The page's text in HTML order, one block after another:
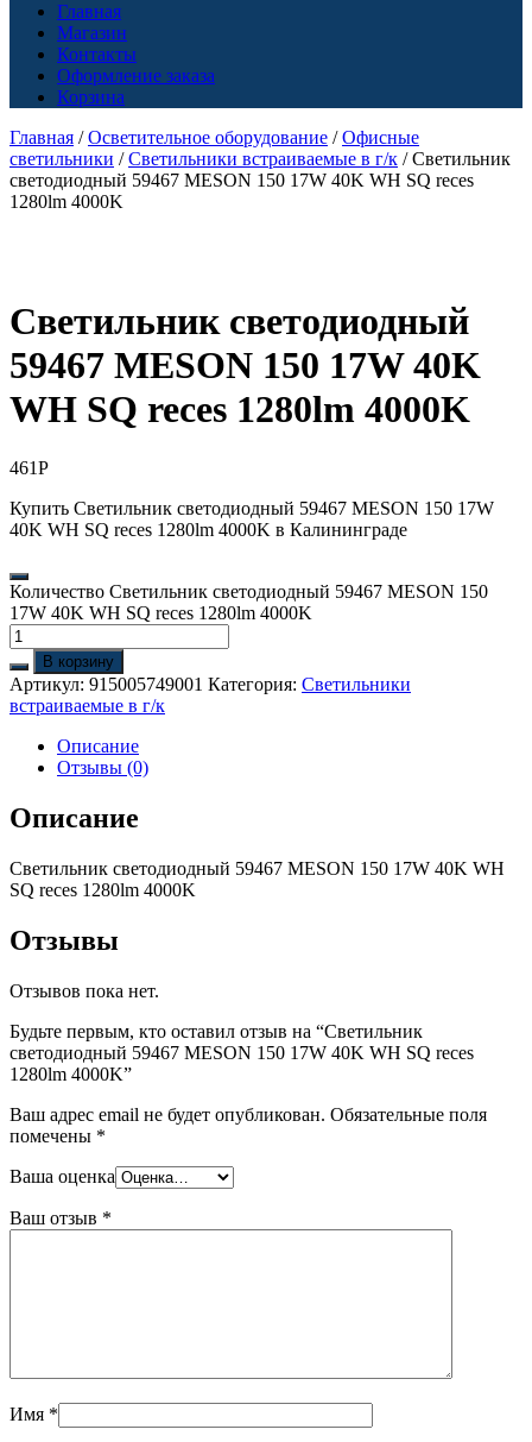
Главная
Магазин
Контакты
Оформление заказа
Корзина
Главная /Осветительное оборудование /Офисные
светильники /Светильники встраиваемые в г/к / Светильник
светодиодный 59467 MESON 150 17W 40K WH SQ reces
1280lm 4000K
Светильник светодиодный
59467 MESON 150 17W 40K
WH SQ reces 1280lm 4000K
461Р
Купить Светильник светодиодный 59467 MESON 150 17W
40K WH SQ reces 1280lm 4000K в Калининграде
Количество Светильник светодиодный 59467 MESON 150
17W 40K WH SQ reces 1280lm 4000K
В корзину
Артикул: 915005749001 Категория: Светильники
встраиваемые в г/к
Описание
Отзывы (0)
Описание
Светильник светодиодный 59467 MESON 150 17W 40K WH
SQ reces 1280lm 4000K
Отзывы
Отзывов пока нет.
Будьте первым, кто оставил отзыв на “Светильник
светодиодный 59467 MESON 150 17W 40K WH SQ reces
1280lm 4000K”
Ваш адрес email не будет опубликован. Обязательные поля
помечены *
Ваша оценка
Ваш отзыв *
Имя *